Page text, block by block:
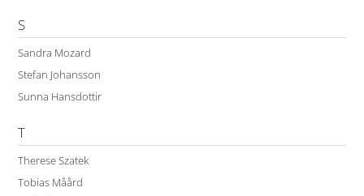
S
Sandra Mozard
Stefan Johansson
Sunna Hansdottir
T
Therese Szatek
Tobias Måård